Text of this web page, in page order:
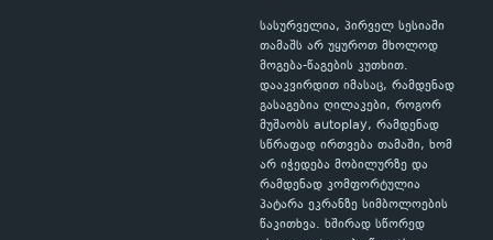
სასურველია, პირველ სესიაში
თამაშს არ უყუროთ მხოლოდ
მოგება-წაგების კუთხით.
დააკვირდით იმასაც, რამდენად
გასაგებია ღილაკები, როგორ
მუშაობს autoplay, რამდენად
სწრაფად ირთვება თამაში, ხომ
არ იჭედება მობილურზე და
რამდენად კომფორტულია
პატარა ეკრანზე სიმბოლოების
წაკითხვა. ხშირად სწორედ